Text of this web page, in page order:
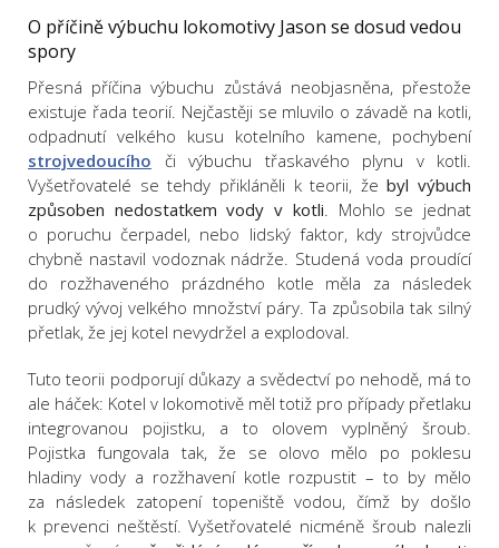
O příčině výbuchu lokomotivy Jason se dosud vedou
spory
Přesná příčina výbuchu zůstává neobjasněna, přestože
existuje řada teorií. Nejčastěji se mluvilo o závadě na kotli,
odpadnutí velkého kusu kotelního kamene, pochybení
strojvedoucího či výbuchu třaskavého plynu v kotli.
Vyšetřovatelé se tehdy přikláněli k teorii, žebyl výbuch
způsoben nedostatkem vody v kotli . Mohlo se jednat
o poruchu čerpadel, nebo lidský faktor, kdy strojvůdce
chybně nastavil vodoznak nádrže. Studená voda proudící
do rozžhaveného prázdného kotle měla za následek
prudký vývoj velkého množství páry. Ta způsobila tak silný
přetlak, že jej kotel nevydržel a explodoval.
Tuto teorii podporují důkazy a svědectví po nehodě, má to
ale háček: Kotel v lokomotivě měl totiž pro případy přetlaku
integrovanou pojistku, a to olovem vyplněný šroub.
Pojistka fungovala tak, že se olovo mělo po poklesu
hladiny vody a rozžhavení kotle rozpustit – to by mělo
za následek zatopení topeniště vodou, čímž by došlo
k prevenci neštěstí. Vyšetřovatelé nicméně šroub nalezli